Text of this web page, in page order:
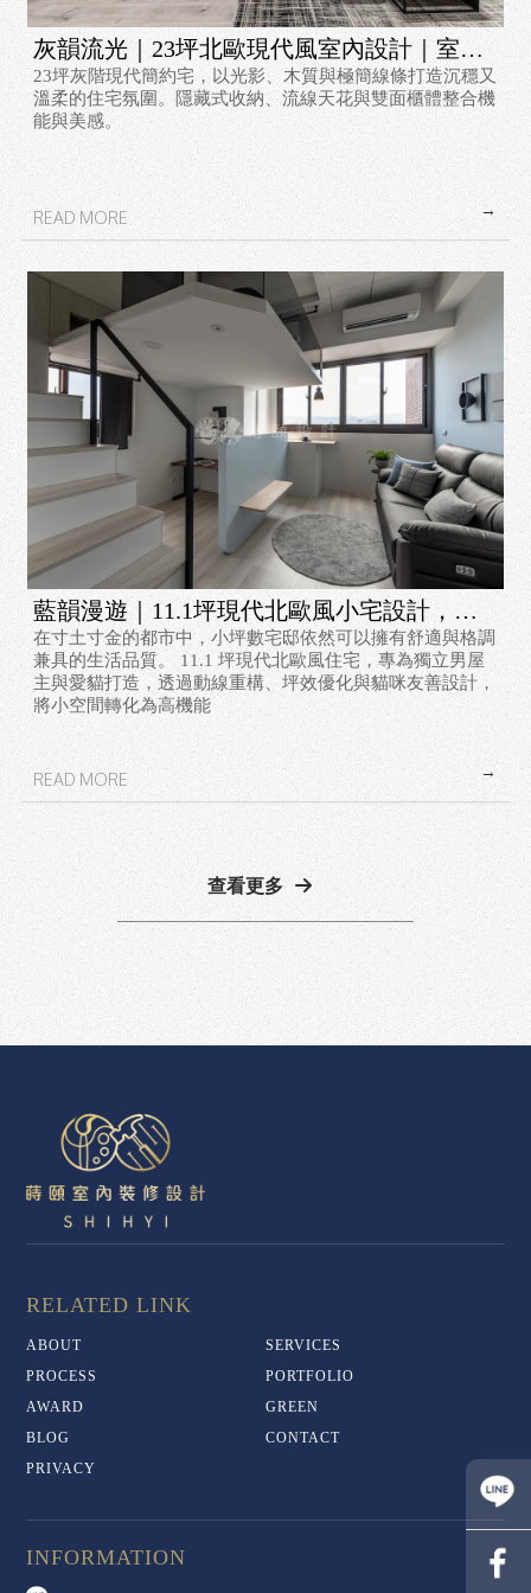
灰韻流光｜23坪北歐現代風室內設計｜室內
設計案例
23坪灰階現代簡約宅，以光影、木質與極簡線條打造沉穩又
溫柔的住宅氛圍。隱藏式收納、流線天花與雙面櫃體整合機
能與美感。
藍韻漫遊｜11.1坪現代北歐風小宅設計，打
造貓咪友善療癒空間｜台北舊屋翻新｜林口
舊屋翻新
在寸土寸金的都市中，小坪數宅邸依然可以擁有舒適與格調
兼具的生活品質。 11.1 坪現代北歐風住宅，專為獨立男屋
主與愛貓打造，透過動線重構、坪效優化與貓咪友善設計，
將小空間轉化為高機能
查看更多
ABOUT
SERVICES
PROCESS
PORTFOLIO
AWARD
GREEN
BLOG
CONTACT
PRIVACY